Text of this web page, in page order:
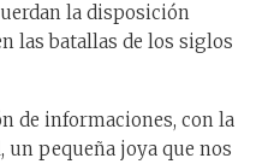
la disposición
las batallas de los siglos
de informaciones, con la
pequeña joya que nos